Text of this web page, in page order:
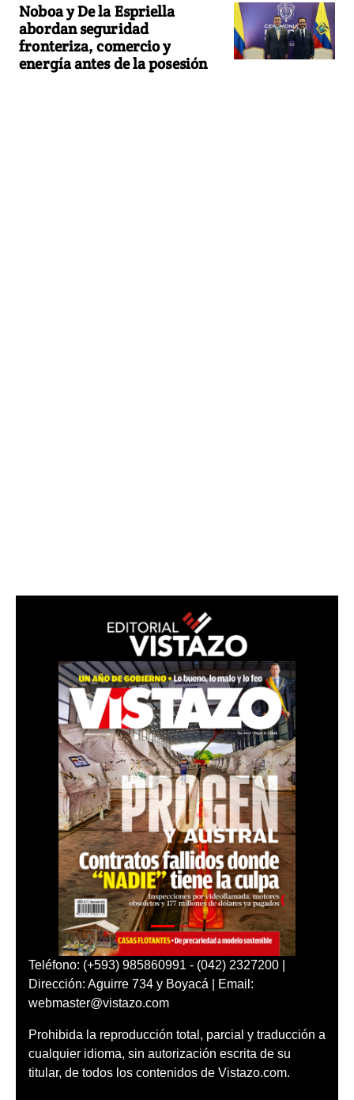
Noboa y De la Espriella
abordan seguridad
fronteriza, comercio y
energía antes de la posesión
Teléfono: (+593) 985860991 - (042) 2327200 |
Dirección: Aguirre 734 y Boyacá | Email:
webmaster@vistazo.com
Prohibida la reproducción total, parcial y traducción a
cualquier idioma, sin autorización escrita de su
titular, de todos los contenidos de Vistazo.com.